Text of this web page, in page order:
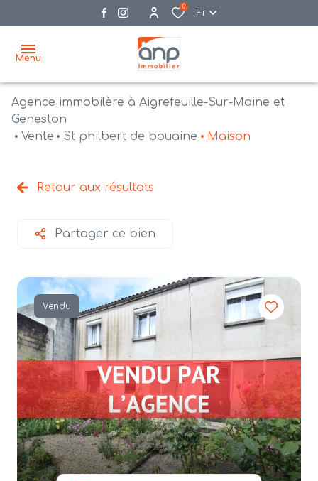
0
Fr
Menu
accueil
vente
agences
estimation
alerte
e-
mail
contact
Agence immobilère à Aigrefeuille-Sur-Maine et
Geneston
Vente
St philbert de bouaine Maison
Retour aux résultats
Partager ce bien
Vendu